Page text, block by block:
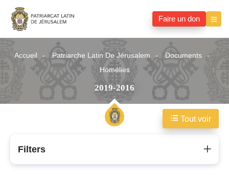
Faire un don
Accueil Patriarche Latin De Jérusalem
Documents
Homélies
2019-2016
2019-
2016
Filters
Tout voir